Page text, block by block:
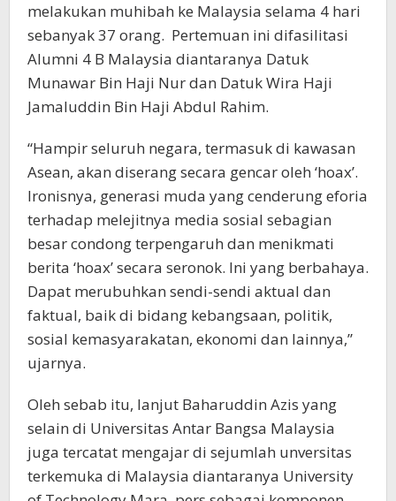
melakukan muhibah ke Malaysia selama 4 hari
sebanyak 37 orang. Pertemuan ini difasilitasi
Alumni 4 B Malaysia diantaranya Datuk
Munawar Bin Haji Nur dan Datuk Wira Haji
Jamaluddin Bin Haji Abdul Rahim.
“Hampir seluruh negara, termasuk di kawasan
Asean, akan diserang secara gencar oleh ‘hoax’.
Ironisnya, generasi muda yang cenderung eforia
terhadap melejitnya media sosial sebagian
besar condong terpengaruh dan menikmati
berita ‘hoax’ secara seronok. Ini yang berbahaya.
Dapat merubuhkan sendi-sendi aktual dan
faktual, baik di bidang kebangsaan, politik,
sosial kemasyarakatan, ekonomi dan lainnya,”
ujarnya.
Oleh sebab itu, lanjut Baharuddin Azis yang
selain di Universitas Antar Bangsa Malaysia
juga tercatat mengajar di sejumlah unversitas
terkemuka di Malaysia diantaranya University